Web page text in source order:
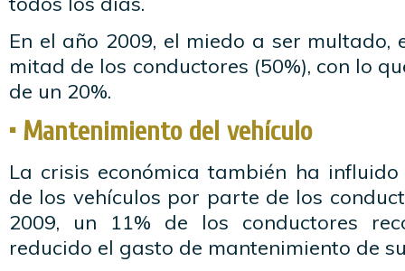
En el año 2009, el miedo a ser multado,
mitad de los conductores (50%), con lo
de un 20%.
• Mantenimiento del vehículo
La crisis económica también ha
de los vehículos por parte de los
2009, un 11% de los conductores
reducido el gasto de mantenimiento de